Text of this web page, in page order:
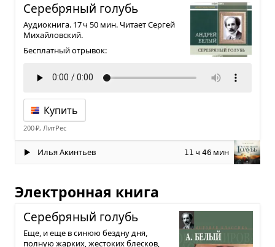
Сере­бря­ный голубь
Аудиокнига. 17 ч 50 мин. Читает Сергей
Михайловский.
Бесплатный отрывок:
Купить
200 ₽, ЛитРес
Илья Акинтьев 11 ч 46 мин
Электронная книга
Сере­бря­ный голубь
Еще, и еще в синюю бездну дня,
полную жарких, жестоких блесков,